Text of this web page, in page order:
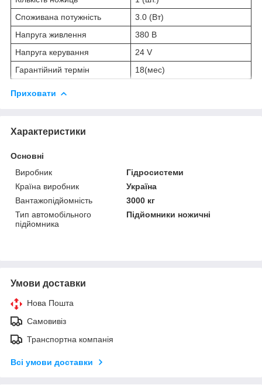
Споживана потужність
3.0 (Вт)
Напруга живлення
380 В
Напруга керування
24 V
Гарантійний термін
18(мес)
Приховати
Характеристики
Основні
Виробник
Гідросистеми
Країна виробник
Україна
Вантажопідйомність
3000 кг
Тип автомобільного
підйомника
Підйомники ножичні
Умови доставки
Нова Пошта
Самовивіз
Транспортна компанія
Всі умови доставки